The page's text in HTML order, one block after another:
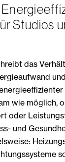
Studios
das
wie möglich,
oder
und